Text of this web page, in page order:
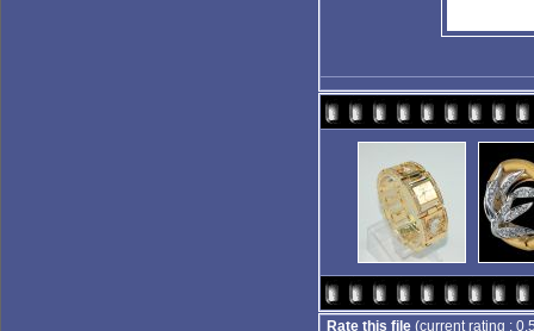
Rate this file (current rating :